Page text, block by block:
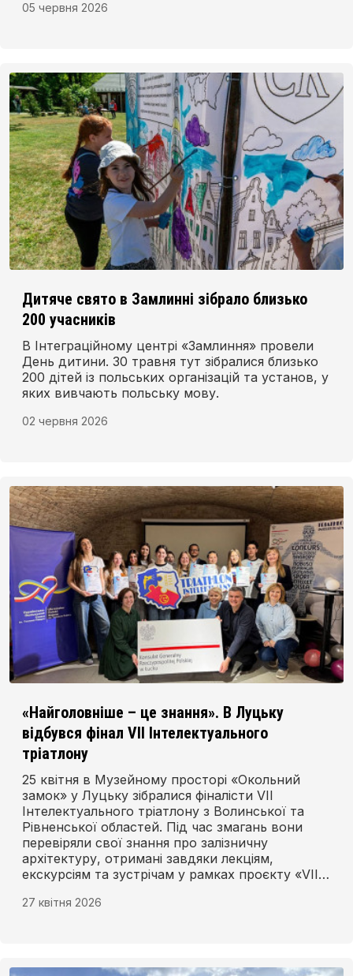
05 червня 2026
Дитяче свято в Замлинні зібрало близько
200 учасників
В Інтеграційному центрі «Замлиння» провели
День дитини. 30 травня тут зібралися близько
200 дітей із польських організацій та установ, у
яких вивчають польську мову.
02 червня 2026
«Найголовніше – це знання». В Луцьку
відбувся фінал VII Інтелектуального
тріатлону
25 квітня в Музейному просторі «Окольний
замок» у Луцьку зібралися фіналісти VII
Інтелектуального тріатлону з Волинської та
Рівненської областей. Під час змагань вони
перевіряли свої знання про залізничну
архітектуру, отримані завдяки лекціям,
екскурсіям та зустрічам у рамках проєкту «VIІ
архітектура на Волині часів Другої Речі
27 квітня 2026